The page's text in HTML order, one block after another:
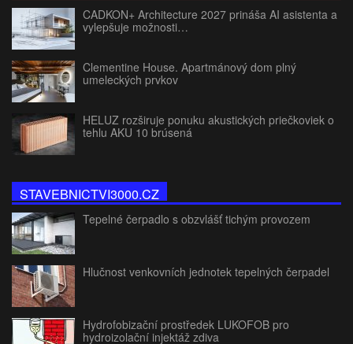
CADKON+ Architecture 2027 prináša AI asistenta a
vylepšuje možnosti…
Clementine House. Apartmánový dom plný
umeleckých prvkov
HELUZ rozširuje ponuku akustických priečkoviek o
tehlu AKU 10 brúsená
STAVEBNICTVI3000.CZ
Tepelné čerpadlo s obzvlášť tichým provozem
Hlučnost venkovních jednotek tepelných čerpadel
Hydrofobizační prostředek LUKOFOB pro
hydroizolační injektáž zdiva